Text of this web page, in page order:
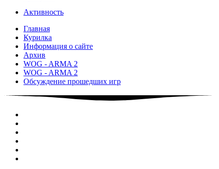
Активность
Главная
Курилка
Информация о сайте
Архив
WOG - ARMA 2
WOG - ARMA 2
Обсуждение прошедших игр